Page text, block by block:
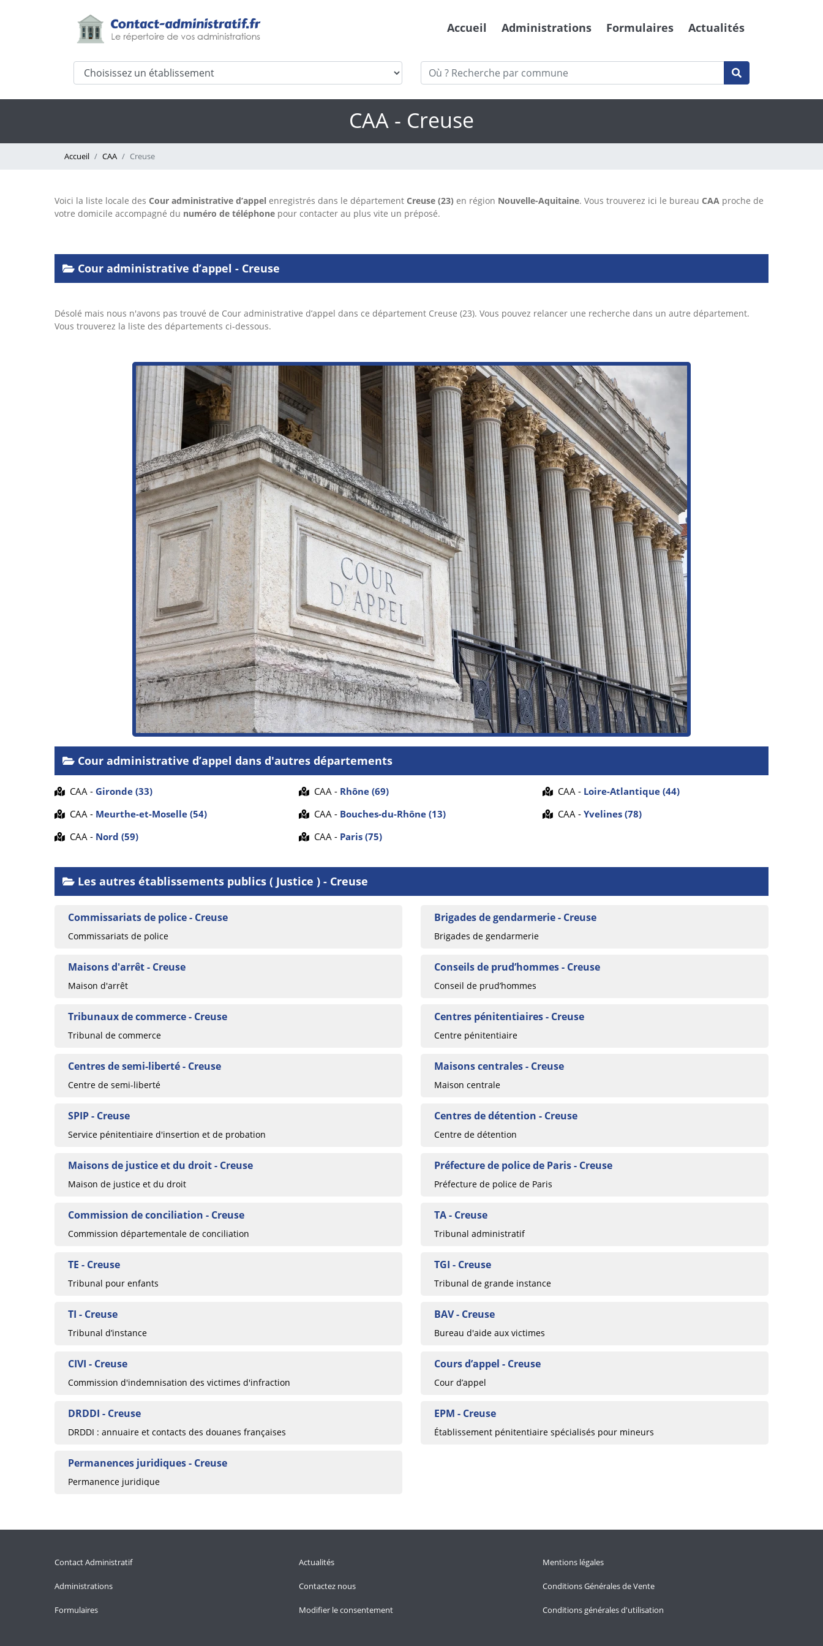
Accueil Administrations Formulaires Actualités
CAA - Creuse
Accueil CAA Creuse
Voici la liste locale des Cour administrative d’appel enregistrés dans le département Creuse (23) en région Nouvelle-Aquitaine. Vous trouverez ici le bureau CAA proche de
votre domicile accompagné du numéro de téléphone pour contacter au plus vite un préposé.
Cour administrative d’appel - Creuse
Désolé mais nous n'avons pas trouvé de Cour administrative d’appel dans ce département Creuse (23). Vous pouvez relancer une recherche dans un autre département.
Vous trouverez la liste des départements ci-dessous.
Cour administrative d’appel dans d'autres départements
CAA - Gironde (33) CAA - Rhône (69) CAA - Loire-Atlantique (44)
CAA - Meurthe-et-Moselle (54) CAA - Bouches-du-Rhône (13) CAA -Yvelines (78)
CAA - Nord (59) CAA - Paris (75)
Les autres établissements publics ( Justice ) - Creuse
Commissariats de police - Creuse
Commissariats de police
Brigades de gendarmerie - Creuse
Brigades de gendarmerie
Maisons d'arrêt - Creuse
Maison d'arrêt
Conseils de prud’hommes - Creuse
Conseil de prud’hommes
Tribunaux de commerce - Creuse
Tribunal de commerce
Centres pénitentiaires - Creuse
Centre pénitentiaire
Centres de semi-liberté - Creuse
Centre de semi-liberté
Maisons centrales - Creuse
Maison centrale
SPIP - Creuse
Service pénitentiaire d'insertion et de probation
Centres de détention - Creuse
Centre de détention
Maisons de justice et du droit - Creuse
Maison de justice et du droit
Préfecture de police de Paris - Creuse
Préfecture de police de Paris
Commission de conciliation - Creuse
Commission départementale de conciliation
TA - Creuse
Tribunal administratif
TE - Creuse
Tribunal pour enfants
TGI - Creuse
Tribunal de grande instance
TI - Creuse
Tribunal d’instance
BAV - Creuse
Bureau d'aide aux victimes
CIVI - Creuse
Commission d'indemnisation des victimes d'infraction
Cours d’appel - Creuse
Cour d’appel
DRDDI - Creuse
DRDDI : annuaire et contacts des douanes françaises
EPM - Creuse
Établissement pénitentiaire spécialisés pour mineurs
Permanences juridiques - Creuse
Permanence juridique
Contact Administratif
Administrations
Formulaires
Actualités
Contactez nous
Modifier le consentement
Mentions légales
Conditions Générales de Vente
Conditions générales d'utilisation